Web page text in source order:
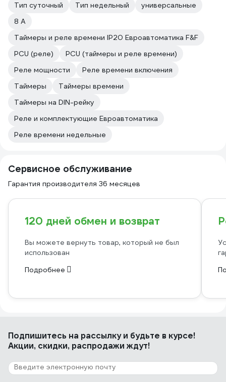
Тип суточный
Тип недельный
универсальные
8 А
Таймеры и реле времени IP20 Евроавтоматика F&F
PCU (реле)
PCU (таймеры и реле времени)
Реле мощности
Реле времени включения
Таймеры
Таймеры времени
Таймеры на DIN-рейку
Реле и комплектующие Евроавтоматика
Реле времени недельные
Сервисное обслуживание
Гарантия производителя 36 месяцев
120 дней обмен и возврат
Вы можете вернуть товар, который не был
использован
Подробнее
Подпишитесь на рассылкуи будьте в курсе!
Акции, скидки, распродажи ждут!